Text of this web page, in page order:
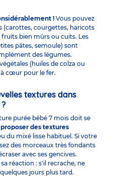
! Vous pouvez
(carottes, courgettes, haricots
bien mûrs ou cuits. Les
pâtes, semoule) sont
des légumes.
(huiles de colza ou
cœur pour le fer.
textures dans
purée bébé 7 mois doit se
proposer des textures
du mixé lisse habituel. Si votre
des morceaux très fondants
avec ses gencives.
réaction : s'il recrache, ne
jours plus tard.